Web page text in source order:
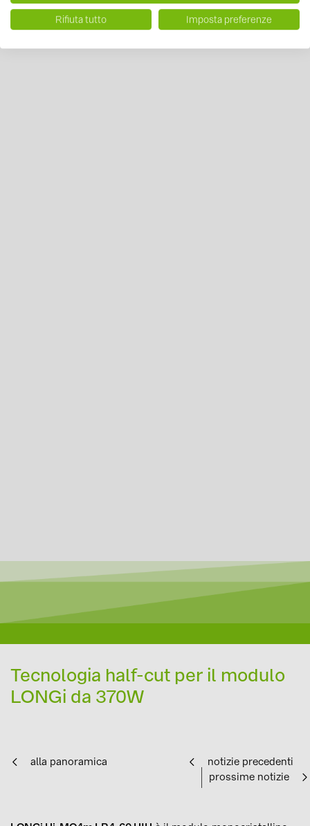
Tecnologia half-cut per il modulo
LONGi da 370W
alla panoramica
notizie precedenti
prossime notizie
Rifiuta tutto Imposta preferenze